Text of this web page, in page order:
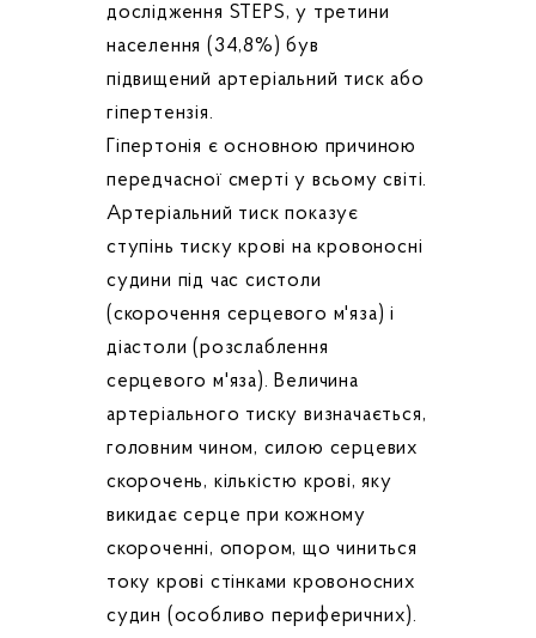
дослідження STEPS, у третини
населення (34,8%) був
підвищений артеріальний тиск або
гіпертензія.
Гіпертонія є основною причиною
передчасної смерті у всьому світі.
Артеріальний тиск показує
ступінь тиску крові на кровоносні
судини під час систоли
(скорочення серцевого м'яза) і
діастоли (розслаблення
серцевого м'яза). Величина
артеріального тиску визначається,
головним чином, силою серцевих
скорочень, кількістю крові, яку
викидає серце при кожному
скороченні, опором, що чиниться
току крові стінками кровоносних
судин (особливо периферичних).